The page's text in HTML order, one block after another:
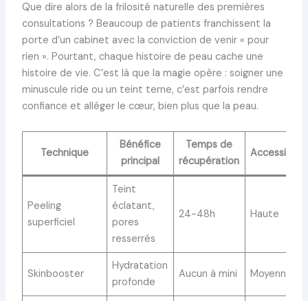
Que dire alors de la frilosité naturelle des premières
consultations ? Beaucoup de patients franchissent la
porte d’un cabinet avec la conviction de venir « pour
rien ». Pourtant, chaque histoire de peau cache une
histoire de vie. C’est là que la magie opère : soigner une
minuscule ride ou un teint terne, c’est parfois rendre
confiance et alléger le cœur, bien plus que la peau.
Technique
Bénéfice
principal
Temps de
récupération
Peeling
superficiel
Teint
éclatant,
pores
resserrés
24-48h Haute
Skinbooster
Hydratation
profonde
Aucun à mini Moyenne